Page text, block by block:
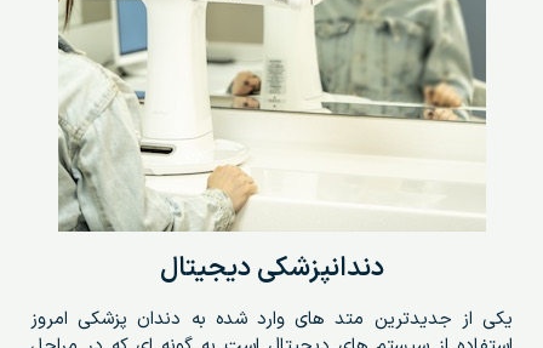
دندانپزشکی دیجیتال
یکی از جدیدترین متد های وارد شده به دندان پزشکی امروز